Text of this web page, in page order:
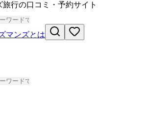
旅行の口コミ・予約サイト
マンズとは